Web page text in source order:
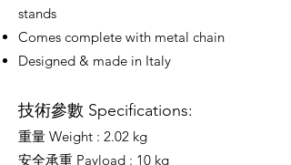
stands
Comes complete with metal chain
Designed & made in Italy
技術參數 Specifications:
重量 Weight : 2.02 kg
安全承重 Payload : 10 kg